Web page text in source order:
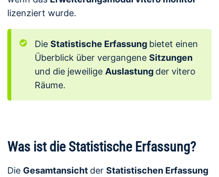
lizenziert wurde.
Die Statistische Erfassung bietet einen
Überblick über vergangene Sitzungen
und die jeweilige Auslastung der vitero
Räume.
Was ist die Statistische Erfassung?
Die Gesamtansicht der Statistischen Erfassung